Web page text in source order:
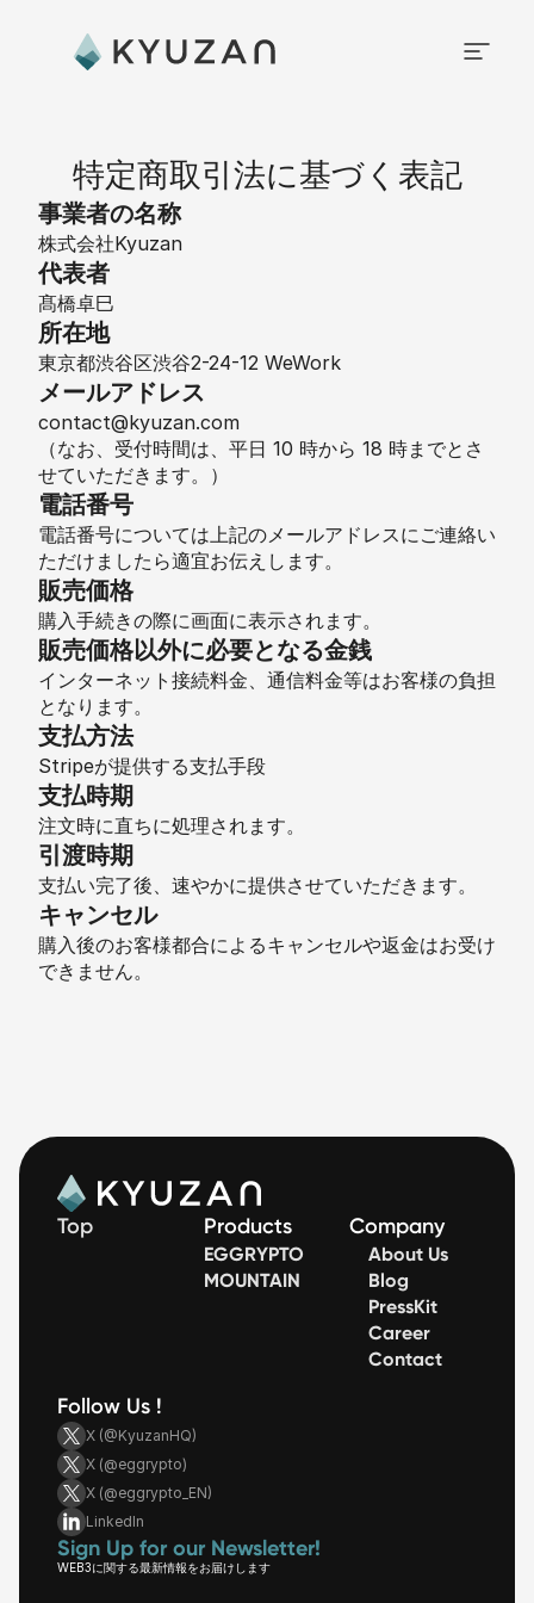
特定商取引法に基づく表記
事業者の名称
株式会社Kyuzan
代表者
髙橋卓巳
所在地
東京都渋谷区渋谷2-24-12 WeWork
メールアドレス
contact@kyuzan.com
（なお、受付時間は、平日 10 時から 18 時までとさ
せていただきます。）
電話番号
電話番号については上記のメールアドレスにご連絡い
ただけましたら適宜お伝えします。
販売価格
購入手続きの際に画面に表示されます。
販売価格以外に必要となる金銭
インターネット接続料金、通信料金等はお客様の負担
となります。
支払方法
Stripeが提供する支払手段
支払時期
注文時に直ちに処理されます。
引渡時期
支払い完了後、速やかに提供させていただきます。
キャンセル
購入後のお客様都合によるキャンセルや返金はお受け
できません。
Top Products
EGGRYPTO
MOUNTAIN
Company
About Us
Blog
PressKit
Career
Contact
Follow Us !
X (@KyuzanHQ)
X (@eggrypto)
X (@eggrypto_EN)
LinkedIn
Sign Up for our Newsletter!
WEB3に関する最新情報をお届けします